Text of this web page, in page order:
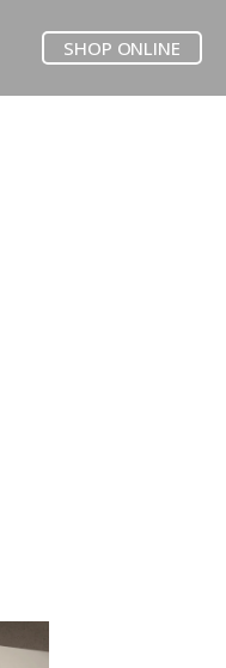
SHOP ONLINE